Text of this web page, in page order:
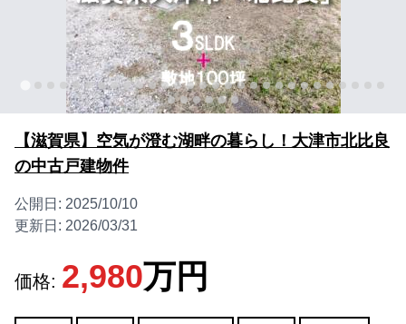
【滋賀県】空気が澄む湖畔の暮らし！大津市北比良
の中古戸建物件
公開日: 2025/10/10
更新日: 2026/03/31
価格: 2,980万円